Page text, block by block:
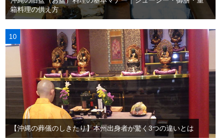
箱料理の供え方
【沖縄の葬儀のしきたり】本州出身者が驚く3つの違いとは